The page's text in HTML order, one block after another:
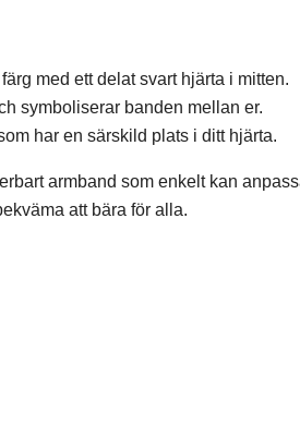
med ett delat svart hjärta i mitten.
symboliserar banden mellan er.
har en särskild plats i ditt hjärta.
armband som enkelt kan
att bära för alla.